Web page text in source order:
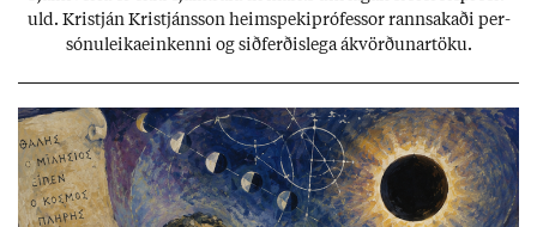
uld. Kristján Kristjáns­son heim­speki­pró­fess­or rann­sak­aði per­
sónu­leika­ein­kenni og sið­ferð­is­lega ákvörð­un­ar­töku.